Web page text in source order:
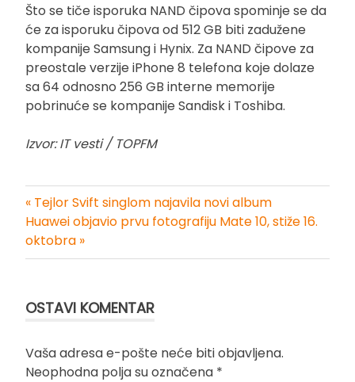
Što se tiče isporuka NAND čipova spominje se da
će za isporuku čipova od 512 GB biti zadužene
kompanije Samsung i Hynix. Za NAND čipove za
preostale verzije iPhone 8 telefona koje dolaze
sa 64 odnosno 256 GB interne memorije
pobrinuće se kompanije Sandisk i Toshiba.
Izvor: IT vesti / TOPFM
Kretanje
članka
« Tejlor Svift singlom najavila novi album
Huawei objavio prvu fotografiju Mate 10, stiže 16.
oktobra »
OSTAVI KOMENTAR
Vaša adresa e-pošte neće biti objavljena.
Neophodna polja su označena *